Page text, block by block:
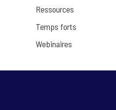
Ressources
Temps forts
Webinaires